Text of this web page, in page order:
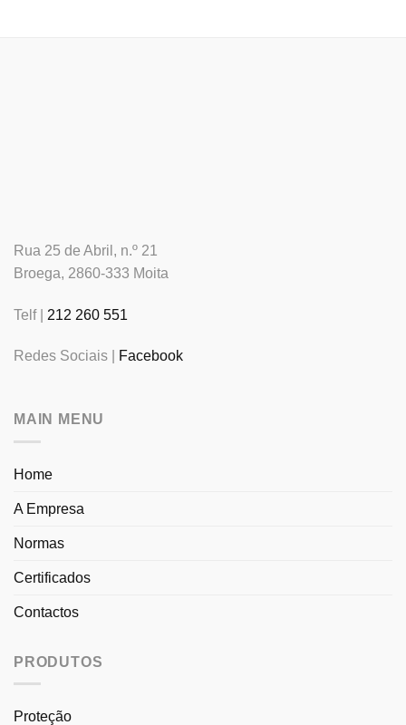
Rua 25 de Abril, n.º 21
Broega, 2860-333 Moita
Telf | 212 260 551
Redes Sociais | Facebook
MAIN MENU
Home
A Empresa
Normas
Certificados
Contactos
PRODUTOS
Proteção